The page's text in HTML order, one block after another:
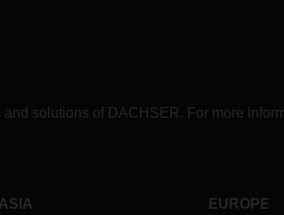
solutions of DACHSER. For more
ASIA EUROPE